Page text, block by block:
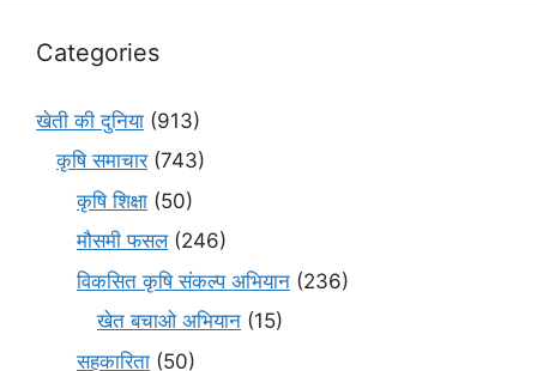
Categories
खेती की दुनिया (913)
कृषि समाचार(743)
कृषि शिक्षा (50)
मौसमी फसल(246)
विकसित कृषि संकल्प अभियान (236)
खेत बचाओ अभियान (15)
सहकारिता (50)